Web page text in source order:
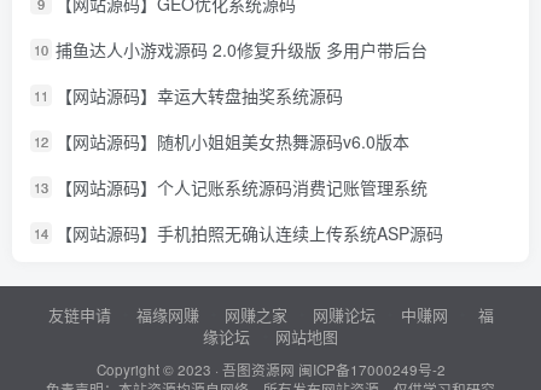
10 捕鱼达人小游戏源码 2.0修复升级版 多用户带后台
11 【网站源码】幸运大转盘抽奖系统源码
12 【网站源码】随机小姐姐美女热舞源码v6.0版本
13 【网站源码】个人记账系统源码消费记账管理系统
14 【网站源码】手机拍照无确认连续上传系统ASP源码
友链申请 福缘网赚 网赚之家 网赚论坛 中赚网
福
缘论坛
网站地图
Copyright © 2023 · 吾图资源网 闽ICP备17000249号-2